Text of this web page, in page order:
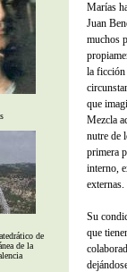
de
de la
Marías
Juan
muchos
la ficción
que
Mezcla
nutre de
primera
interno,
externas.
Su
que